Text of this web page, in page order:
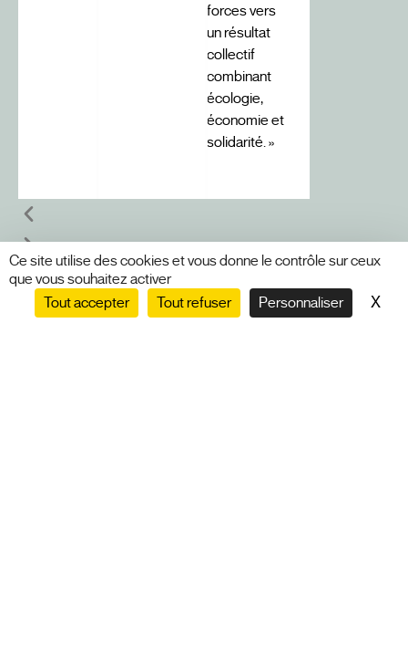
Ce site utilise des cookies et vous donne le contrôle sur ceux
que vous souhaitez activer
Tout accepter
Tout refuser Personnaliser X
forces vers
un résultat
collectif
combinant
écologie,
économie et
solidarité. »
VOIR TOUS LES TÉMOIGNAGES